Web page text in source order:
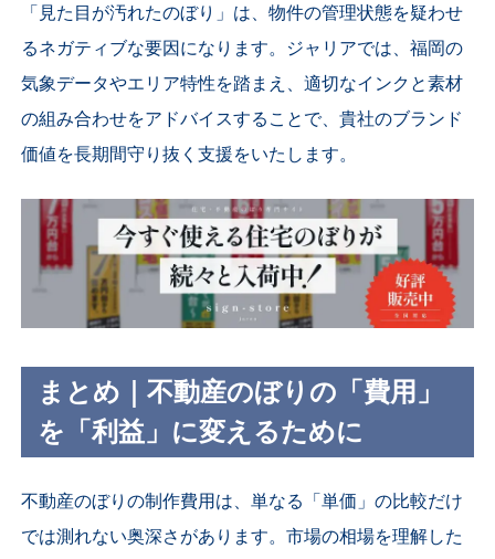
「見た目が汚れたのぼり」は、物件の管理状態を疑わせ
るネガティブな要因になります。ジャリアでは、福岡の
気象データやエリア特性を踏まえ、適切なインクと素材
の組み合わせをアドバイスすることで、貴社のブランド
価値を長期間守り抜く支援をいたします。
まとめ｜不動産のぼりの「費用」
を「利益」に変えるために
不動産のぼりの制作費用は、単なる「単価」の比較だけ
では測れない奥深さがあります。市場の相場を理解した